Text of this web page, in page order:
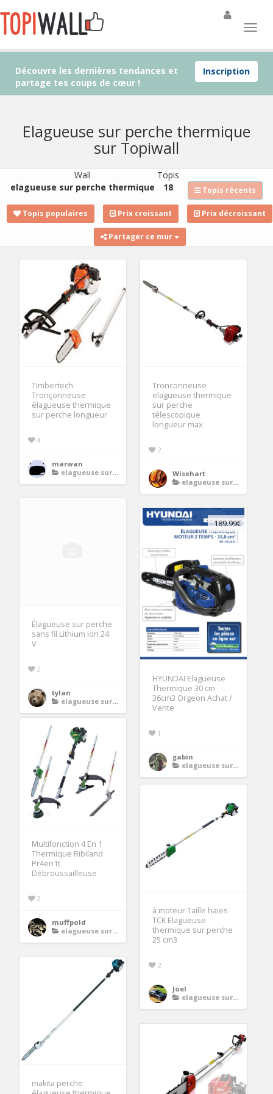
Inscription
Découvre les dernières tendances et
partage tes coups de cœur !
Elagueuse sur perche thermique
sur Topiwall
Wall
elagueuse sur perche thermique
Topis
18
Topis récents
Topis populaires Prix croissant Prix décroissant
Partager ce mur
Timbertech
Tronçonneuse
élagueuse thermique
sur perche longueur
4
marwan
elagueuse sur perche thermique
Tronconneuse
elagueuse thermique
sur perche
télescopique
longueur max
2
Wisehart
elagueuse sur perche thermique
Élagueuse sur perche
sans fil Lithium ion 24
V
2
tylan
elagueuse sur perche thermique
189.99€
HYUNDAI Elagueuse
Thermique 30 cm
36cm3 Orgeon Achat /
Vente
1
gabin
elagueuse sur perche thermique
Multifonction 4 En 1
Thermique Ribiland
Pr4en1t
Débroussailleuse
2
muffpold
elagueuse sur perche thermique
à moteur Taille haies
TCK Elagueuse
thermique sur perche
25 cm3
2
Joel
elagueuse sur perche thermique
makita perche